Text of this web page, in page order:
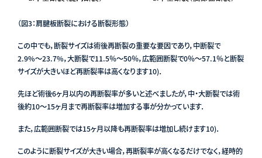
（図3：肩腱板断裂における断裂形態）
この中でも，断裂サイズは術後再断裂の重要な要因であり，中断裂で
2.9%〜23.7%，大断裂で11.5％〜50％，広範囲断裂で0％〜57.1％と断裂
サイズが大きいほど再断裂率は高くなります10)．
先ほど術後6ヶ月以内の再断裂率が多いと述べましたが，中・大断裂では術
後約10〜15ヶ月まで再断裂率は増加する事が分かっています．
また，広範囲断裂では15ヶ月以降も再断裂率は増加し続けます10)．
このように断裂サイズが大きい場合，再断裂率が高くなるだけでなく，経時的